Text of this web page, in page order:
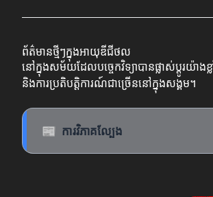
ព័ត៌មានថ្មីៗក្នុងអាយុឌីជីថល
នៅក្នុងសម័យដែលបច្ចេកវិទ្យាបានផ្លាស់ប្តូរយ៉
និងការប្រតិបត្តិការណ៍ជាច្រើននៅក្នុងសង្គម។
📰 ការវិភាគល្បែង